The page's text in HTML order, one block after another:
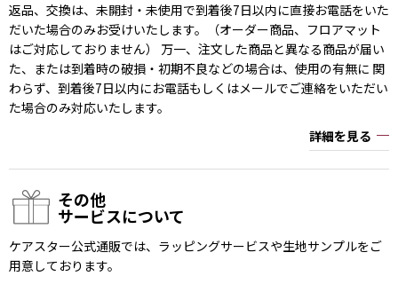
返品、交換は、未開封・未使用で到着後7日以内に直接お電話をいた
だいた場合のみお受けいたします。（オーダー商品、フロアマット
はご対応しておりません） 万一、注文した商品と異なる商品が届い
た、または到着時の破損・初期不良などの場合は、使用の有無に 関
わらず、到着後7日以内にお電話もしくはメールでご連絡をいただい
た場合のみ対応いたします。
詳細を見る
その他
サービスについて
ケアスター公式通販では、ラッピングサービスや生地サンプルをご
用意しております。